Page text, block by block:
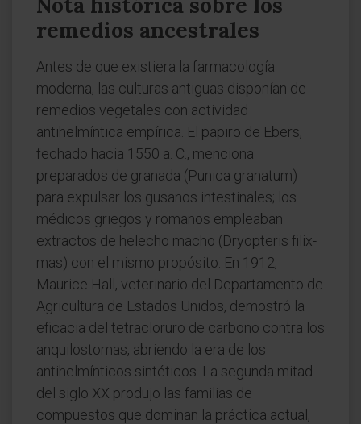
remedios ancestrales
Antes de que existiera la farmacología
moderna, las culturas antiguas disponían de
remedios vegetales con actividad
antihelmíntica empírica. El papiro de Ebers,
fechado hacia 1550 a. C., menciona
preparados de granada (Punica granatum)
para expulsar los gusanos intestinales; los
médicos griegos y romanos empleaban
extractos de helecho macho (Dryopteris filix-
mas) con el mismo propósito. En 1912,
Maurice Hall, veterinario del Departamento de
Agricultura de Estados Unidos, demostró la
eficacia del tetracloruro de carbono contra los
anquilostomas, abriendo la era de los
antihelmínticos sintéticos. La segunda mitad
del siglo XX produjo las familias de
compuestos que dominan la práctica actual,